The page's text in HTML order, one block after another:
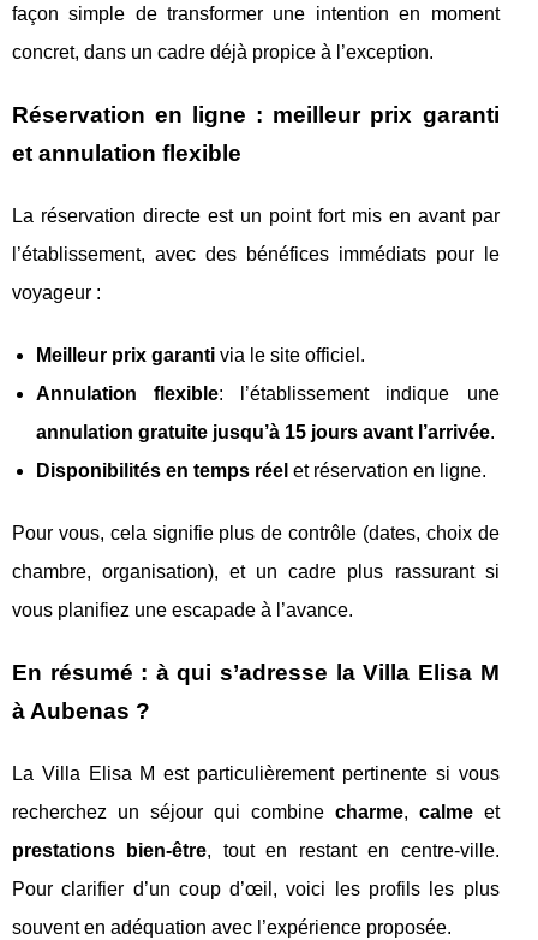
façon simple de transformer une intention en moment
concret, dans un cadre déjà propice à l’exception.
Réservation en ligne : meilleur prix garanti
et annulation flexible
La réservation directe est un point fort mis en avant par
l’établissement, avec des bénéfices immédiats pour le
voyageur :
Meilleur prix garanti via le site officiel.
Annulation flexible: l’établissement indique une
annulation gratuite jusqu’à 15 jours avant l’arrivée.
Disponibilités en temps réel et réservation en ligne.
Pour vous, cela signifie plus de contrôle (dates, choix de
chambre, organisation), et un cadre plus rassurant si
vous planifiez une escapade à l’avance.
En résumé : à qui s’adresse la Villa Elisa M
à Aubenas ?
La Villa Elisa M est particulièrement pertinente si vous
recherchez un séjour qui combine charme, calmeet
prestations bien-être, tout en restant en centre-ville.
Pour clarifier d’un coup d’œil, voici les profils les plus
souvent en adéquation avec l’expérience proposée.